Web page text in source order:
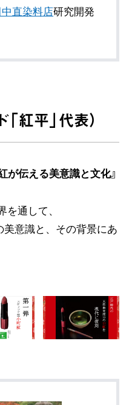
中直染料店研究開発
紅平」代表）
が伝える美意識と文化』
通して、
美意識と、その背景にあ